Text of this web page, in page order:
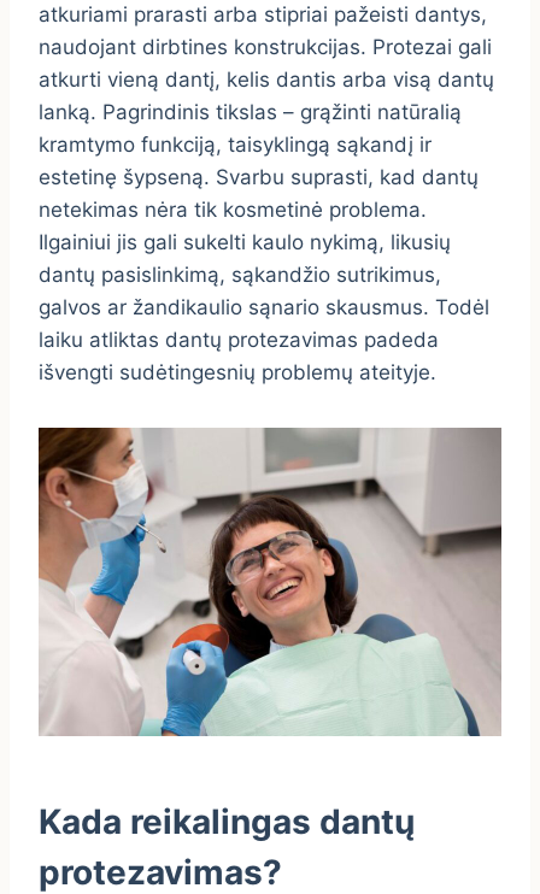
atkuriami prarasti arba stipriai pažeisti dantys,
naudojant dirbtines konstrukcijas. Protezai gali
atkurti vieną dantį, kelis dantis arba visą dantų
lanką. Pagrindinis tikslas – grąžinti natūralią
kramtymo funkciją, taisyklingą sąkandį ir
estetinę šypseną. Svarbu suprasti, kad dantų
netekimas nėra tik kosmetinė problema.
Ilgainiui jis gali sukelti kaulo nykimą, likusių
dantų pasislinkimą, sąkandžio sutrikimus,
galvos ar žandikaulio sąnario skausmus. Todėl
laiku atliktas dantų protezavimas padeda
išvengti sudėtingesnių problemų ateityje.
Kada reikalingas dantų
protezavimas?